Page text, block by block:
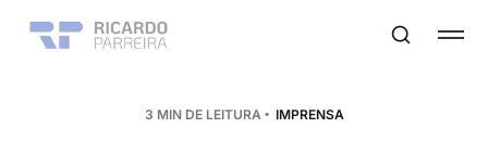
3 MIN DE LEITURA IMPRENSA